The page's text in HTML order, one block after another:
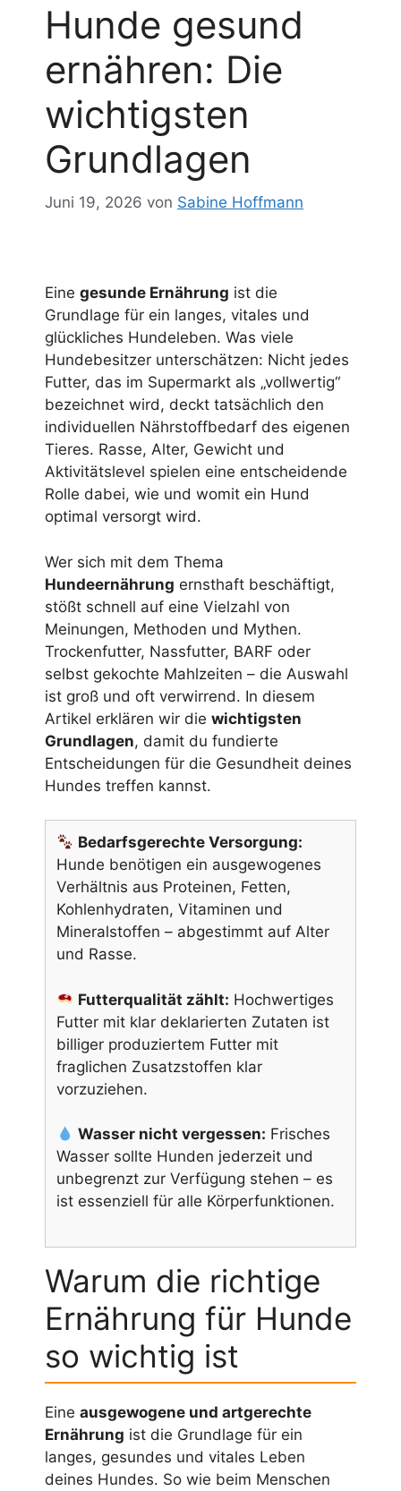
Hunde gesund
ernähren: Die
wichtigsten
Grundlagen
Juni 19, 2026 von Sabine Hoffmann
Eine gesunde Ernährung ist die
Grundlage für ein langes, vitales und
glückliches Hundeleben. Was viele
Hundebesitzer unterschätzen: Nicht jedes
Futter, das im Supermarkt als „vollwertig“
bezeichnet wird, deckt tatsächlich den
individuellen Nährstoffbedarf des eigenen
Tieres. Rasse, Alter, Gewicht und
Aktivitätslevel spielen eine entscheidende
Rolle dabei, wie und womit ein Hund
optimal versorgt wird.
Wer sich mit dem Thema
Hundeernährung ernsthaft beschäftigt,
stößt schnell auf eine Vielzahl von
Meinungen, Methoden und Mythen.
Trockenfutter, Nassfutter, BARF oder
selbst gekochte Mahlzeiten – die Auswahl
ist groß und oft verwirrend. In diesem
Artikel erklären wir die wichtigsten
Grundlagen, damit du fundierte
Entscheidungen für die Gesundheit deines
Hundes treffen kannst.
Bedarfsgerechte Versorgung:
Hunde benötigen ein ausgewogenes
Verhältnis aus Proteinen, Fetten,
Kohlenhydraten, Vitaminen und
Mineralstoffen – abgestimmt auf Alter
und Rasse.
Futterqualität zählt: Hochwertiges
Futter mit klar deklarierten Zutaten ist
billiger produziertem Futter mit
fraglichen Zusatzstoffen klar
vorzuziehen.
Wasser nicht vergessen: Frisches
Wasser sollte Hunden jederzeit und
unbegrenzt zur Verfügung stehen – es
ist essenziell für alle Körperfunktionen.
Warum die richtige
Ernährung für Hunde
so wichtig ist
Eine ausgewogene und artgerechte
Ernährung ist die Grundlage für ein
langes, gesundes und vitales Leben
deines Hundes. So wie beim Menschen